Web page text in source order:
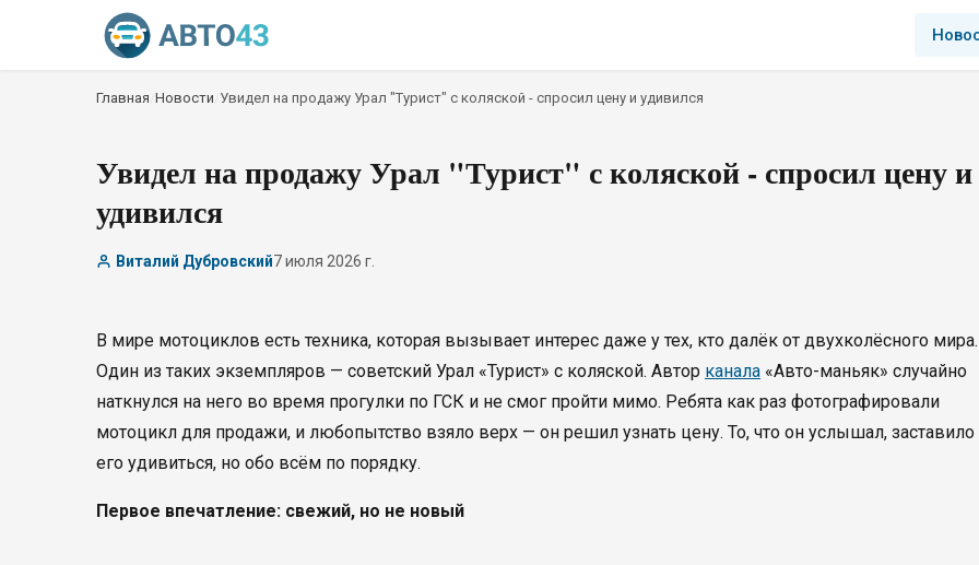
Главная Новости Увидел на продажу Урал "Турист" с коляской - спросил цену и удивился
Увидел на продажу Урал "Турист" с коляской - спросил цену и
удивился
Виталий Дубровский7 июля 2026 г.
В мире мотоциклов есть техника, которая вызывает интерес даже у тех, кто далёк от двухколёсного мира.
Один из таких экземпляров — советский Урал «Турист» с коляской. Автор канала «Авто-маньяк» случайно
наткнулся на него во время прогулки по ГСК и не смог пройти мимо. Ребята как раз фотографировали
мотоцикл для продажи, и любопытство взяло верх — он решил узнать цену. То, что он услышал, заставило
его удивиться, но обо всём по порядку.
Первое впечатление: свежий, но не новый